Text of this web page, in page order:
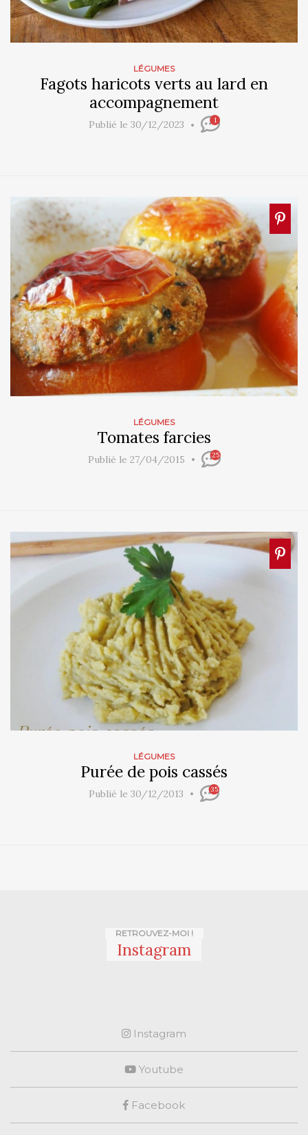
LÉGUMES
Fagots haricots verts au lard en
accompagnement
Publié le 30/12/2023 1
LÉGUMES
Tomates farcies
Publié le 27/04/2015 25
LÉGUMES
Purée de pois cassés
Publié le 30/12/2013 35
RETROUVEZ-MOI !
Instagram
Instagram
Youtube
Facebook